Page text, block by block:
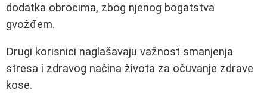
dodatka obrocima, zbog njenog bogatstva
gvožđem.
Drugi korisnici naglašavaju važnost smanjenja
stresa i zdravog načina života za očuvanje zdrave
kose.